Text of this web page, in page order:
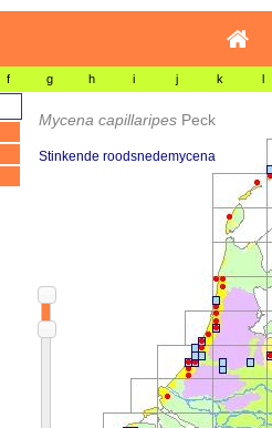
f g h i j k l
Mycena capillaripes Peck
Stinkende roodsnedemycena